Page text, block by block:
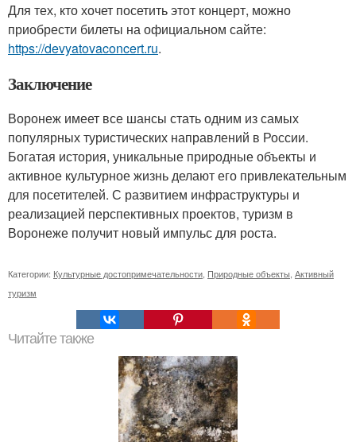
Для тех, кто хочет посетить этот концерт, можно
приобрести билеты на официальном сайте:
https://devyatovaconcert.ru.
Заключение
Воронеж имеет все шансы стать одним из самых
популярных туристических направлений в России.
Богатая история, уникальные природные объекты и
активное культурное жизнь делают его привлекательным
для посетителей. С развитием инфраструктуры и
реализацией перспективных проектов, туризм в
Воронеже получит новый импульс для роста.
Категории: Культурные достопримечательности Природные объекты Активный
туризм
Читайте также